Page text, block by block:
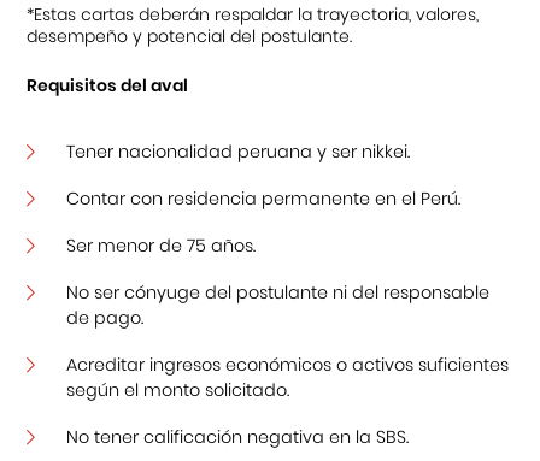
*Estas cartas deberán respaldar la trayectoria, valores,
desempeño y potencial del postulante.
Requisitos del aval
Tener nacionalidad peruana y ser nikkei.
Contar con residencia permanente en el Perú.
Ser menor de 75 años.
No ser cónyuge del postulante ni del responsable
de pago.
Acreditar ingresos económicos o activos suficientes
según el monto solicitado.
No tener calificación negativa en la SBS.